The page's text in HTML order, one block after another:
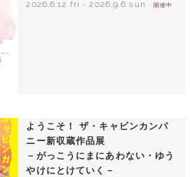
2026.6.12 fri - 2026.9.6 sun - 開催中
ようこそ！ ザ・キャビンカンパ
ニー新収蔵作品展
－がっこうにまにあわない・ゆう
やけにとけていく－